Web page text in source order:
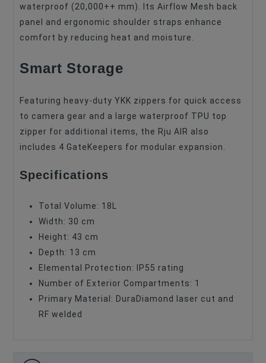
waterproof (20,000++ mm). Its Airflow Mesh back
panel and ergonomic shoulder straps enhance
comfort by reducing heat and moisture.
Smart Storage
Featuring heavy-duty YKK zippers for quick access
to camera gear and a large waterproof TPU top
zipper for additional items, the Rju AIR also
includes 4 GateKeepers for modular expansion.
Specifications
Total Volume: 18L
Width: 30 cm
Height: 43 cm
Depth: 13 cm
Elemental Protection: IP55 rating
Number of Exterior Compartments: 1
Primary Material: DuraDiamond laser cut and
RF welded